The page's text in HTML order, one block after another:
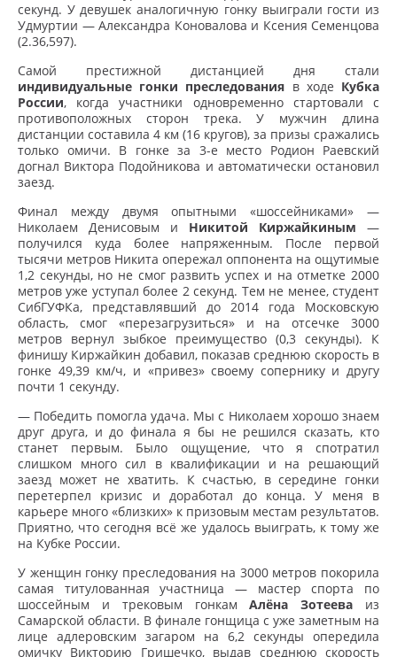
секунд. У девушек аналогичную гонку выиграли гости из
Удмуртии — Александра Коновалова и Ксения Семенцова
(2.36,597).
Самой престижной дистанцией дня стали
индивидуальные гонки преследования в ходе Кубка
России, когда участники одновременно стартовали с
противоположных сторон трека. У мужчин длина
дистанции составила 4 км (16 кругов), за призы сражались
только омичи. В гонке за 3-е место Родион Раевский
догнал Виктора Подойникова и автоматически остановил
заезд.
Финал между двумя опытными «шоссейниками» —
Николаем Денисовым и Никитой Киржайкиным —
получился куда более напряженным. После первой
тысячи метров Никита опережал оппонента на ощутимые
1,2 секунды, но не смог развить успех и на отметке 2000
метров уже уступал более 2 секунд. Тем не менее, студент
СибГУФКа, представлявший до 2014 года Московскую
область, смог «перезагрузиться» и на отсечке 3000
метров вернул зыбкое преимущество (0,3 секунды). К
финишу Киржайкин добавил, показав среднюю скорость в
гонке 49,39 км/ч, и «привез» своему сопернику и другу
почти 1 секунду.
— Победить помогла удача. Мы с Николаем хорошо знаем
друг друга, и до финала я бы не решился сказать, кто
станет первым. Было ощущение, что я спотратил
слишком много сил в квалификации и на решающий
заезд может не хватить. К счастью, в середине гонки
перетерпел кризис и доработал до конца. У меня в
карьере много «близких» к призовым местам результатов.
Приятно, что сегодня всё же удалось выиграть, к тому же
на Кубке России.
У женщин гонку преследования на 3000 метров покорила
самая титулованная участница — мастер спорта по
шоссейным и трековым гонкамАлёна Зотеева из
Самарской области. В финале гонщица с уже заметным на
лице адлеровским загаром на 6,2 секунды опередила
омичку Викторию Гришечко, выдав среднюю скорость